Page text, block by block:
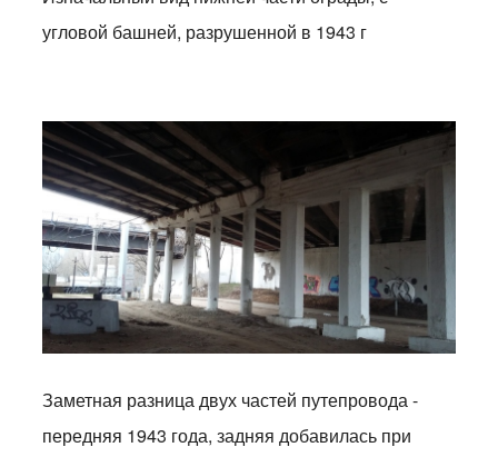
угловой башней, разрушенной в 1943 г
Заметная разница двух частей путепровода -
передняя 1943 года, задняя добавилась при